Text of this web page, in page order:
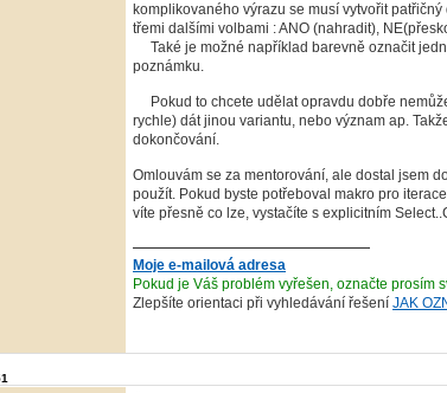
komplikovaného výrazu se musí vytvořit
třemi dalšími volbami : ANO (nahradit),
Také je možné například barevně označit
poznámku.
Pokud to chcete udělat opravdu dobře
rychle) dát jinou variantu, nebo význam ap.
dokončování.
Omlouvám se za mentorování, ale dostal jsem
použít. Pokud byste potřeboval makro pro
víte přesně co lze, vystačíte s explicitním
Moje e-mailová adresa
Pokud je Váš problém vyřešen, označte prosím
Zlepšíte orientaci při vyhledávání řešení JAK